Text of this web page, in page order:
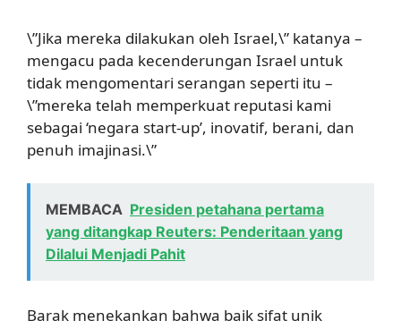
\”Jika mereka dilakukan oleh Israel,\” katanya –
mengacu pada kecenderungan Israel untuk
tidak mengomentari serangan seperti itu –
\”mereka telah memperkuat reputasi kami
sebagai ‘negara start-up’, inovatif, berani, dan
penuh imajinasi.\”
MEMBACA Presiden petahana pertama
yang ditangkap Reuters: Penderitaan yang
Dilalui Menjadi Pahit
Barak menekankan bahwa baik sifat unik